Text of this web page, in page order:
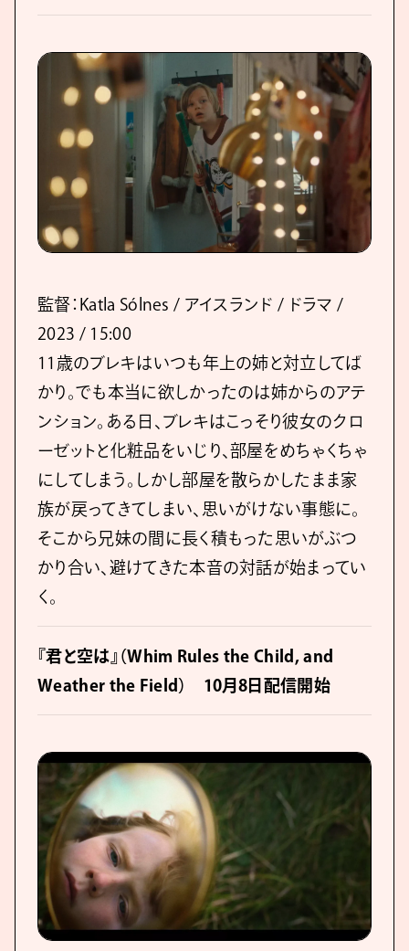
監督：Katla Sólnes / アイスランド / ドラマ /
2023 / 15:00
11歳のブレキはいつも年上の姉と対立してば
かり。でも本当に欲しかったのは姉からのアテ
ンション。ある日、ブレキはこっそり彼女のクロ
ーゼットと化粧品をいじり、部屋をめちゃくちゃ
にしてしまう。しかし部屋を散らかしたまま家
族が戻ってきてしまい、思いがけない事態に。
そこから兄妹の間に長く積もった思いがぶつ
かり合い、避けてきた本音の対話が始まってい
く。
『君と空は』（Whim Rules the Child, and
Weather the Field） 10月8日配信開始